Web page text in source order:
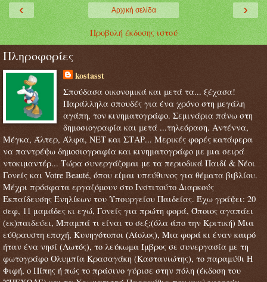
‹ ›
Αρχική σελίδα
Προβολή έκδοσης ιστού
Πληροφορίες
kostasst
Σπούδασα οικονομικά και μετά τα... ξέχασα!
Παράλληλα σπουδές για ένα χρόνο στη μεγάλη
αγάπη, τον κινηματογράφο. Σεμινάρια πάνω στη
δημοσιογραφία και μετά ...τηλεόραση. Αντέννα,
Μέγκα, Άλτερ, Άλφα, ΝΕΤ και ΣΤΑΡ... Μερικές φορές κατάφερα
να παντρέψω δημοσιογραφία και κινηματογράφο με μια σειρά
ντοκιμαντέρ... Τώρα συνεργάζομαι με τα περιοδικά Παιδί & Νέοι
Γονείς και Votre Beauté, όπου είμαι υπεύθυνος για θέματα βιβλίου.
Μέχρι πρόσφατα εργαζόμουν στο Ινστιτούτο Διαρκούς
Εκπαίδευσης Ενηλίκων του Υπουργείου Παιδείας. Έχω γράψει: 20
σεφ, 11 μαμάδες κι εγώ, Γονείς για πρώτη φορά, Όποιος αγαπάει
(εκ)παιδεύει, Μπαμπά τι είναι το σεξ;(όλα άπο την Κριτική) Μια
εύθραυστη εποχή, Κυνηγότοποι (Αίολος), Μια φορά κι έναν καιρό
ήταν ένα νησί (Λωτός), το λεύκωμα Ίμβρος σε συνεργασία με τη
φωτογράφο Ολυμπία Κρασαγάκη (Καστανιώτης), το παραμύθι Η
Φιφή, ο Πίπης ή πώς το πράσινο γύρισε στην πόλη (έκδοση του